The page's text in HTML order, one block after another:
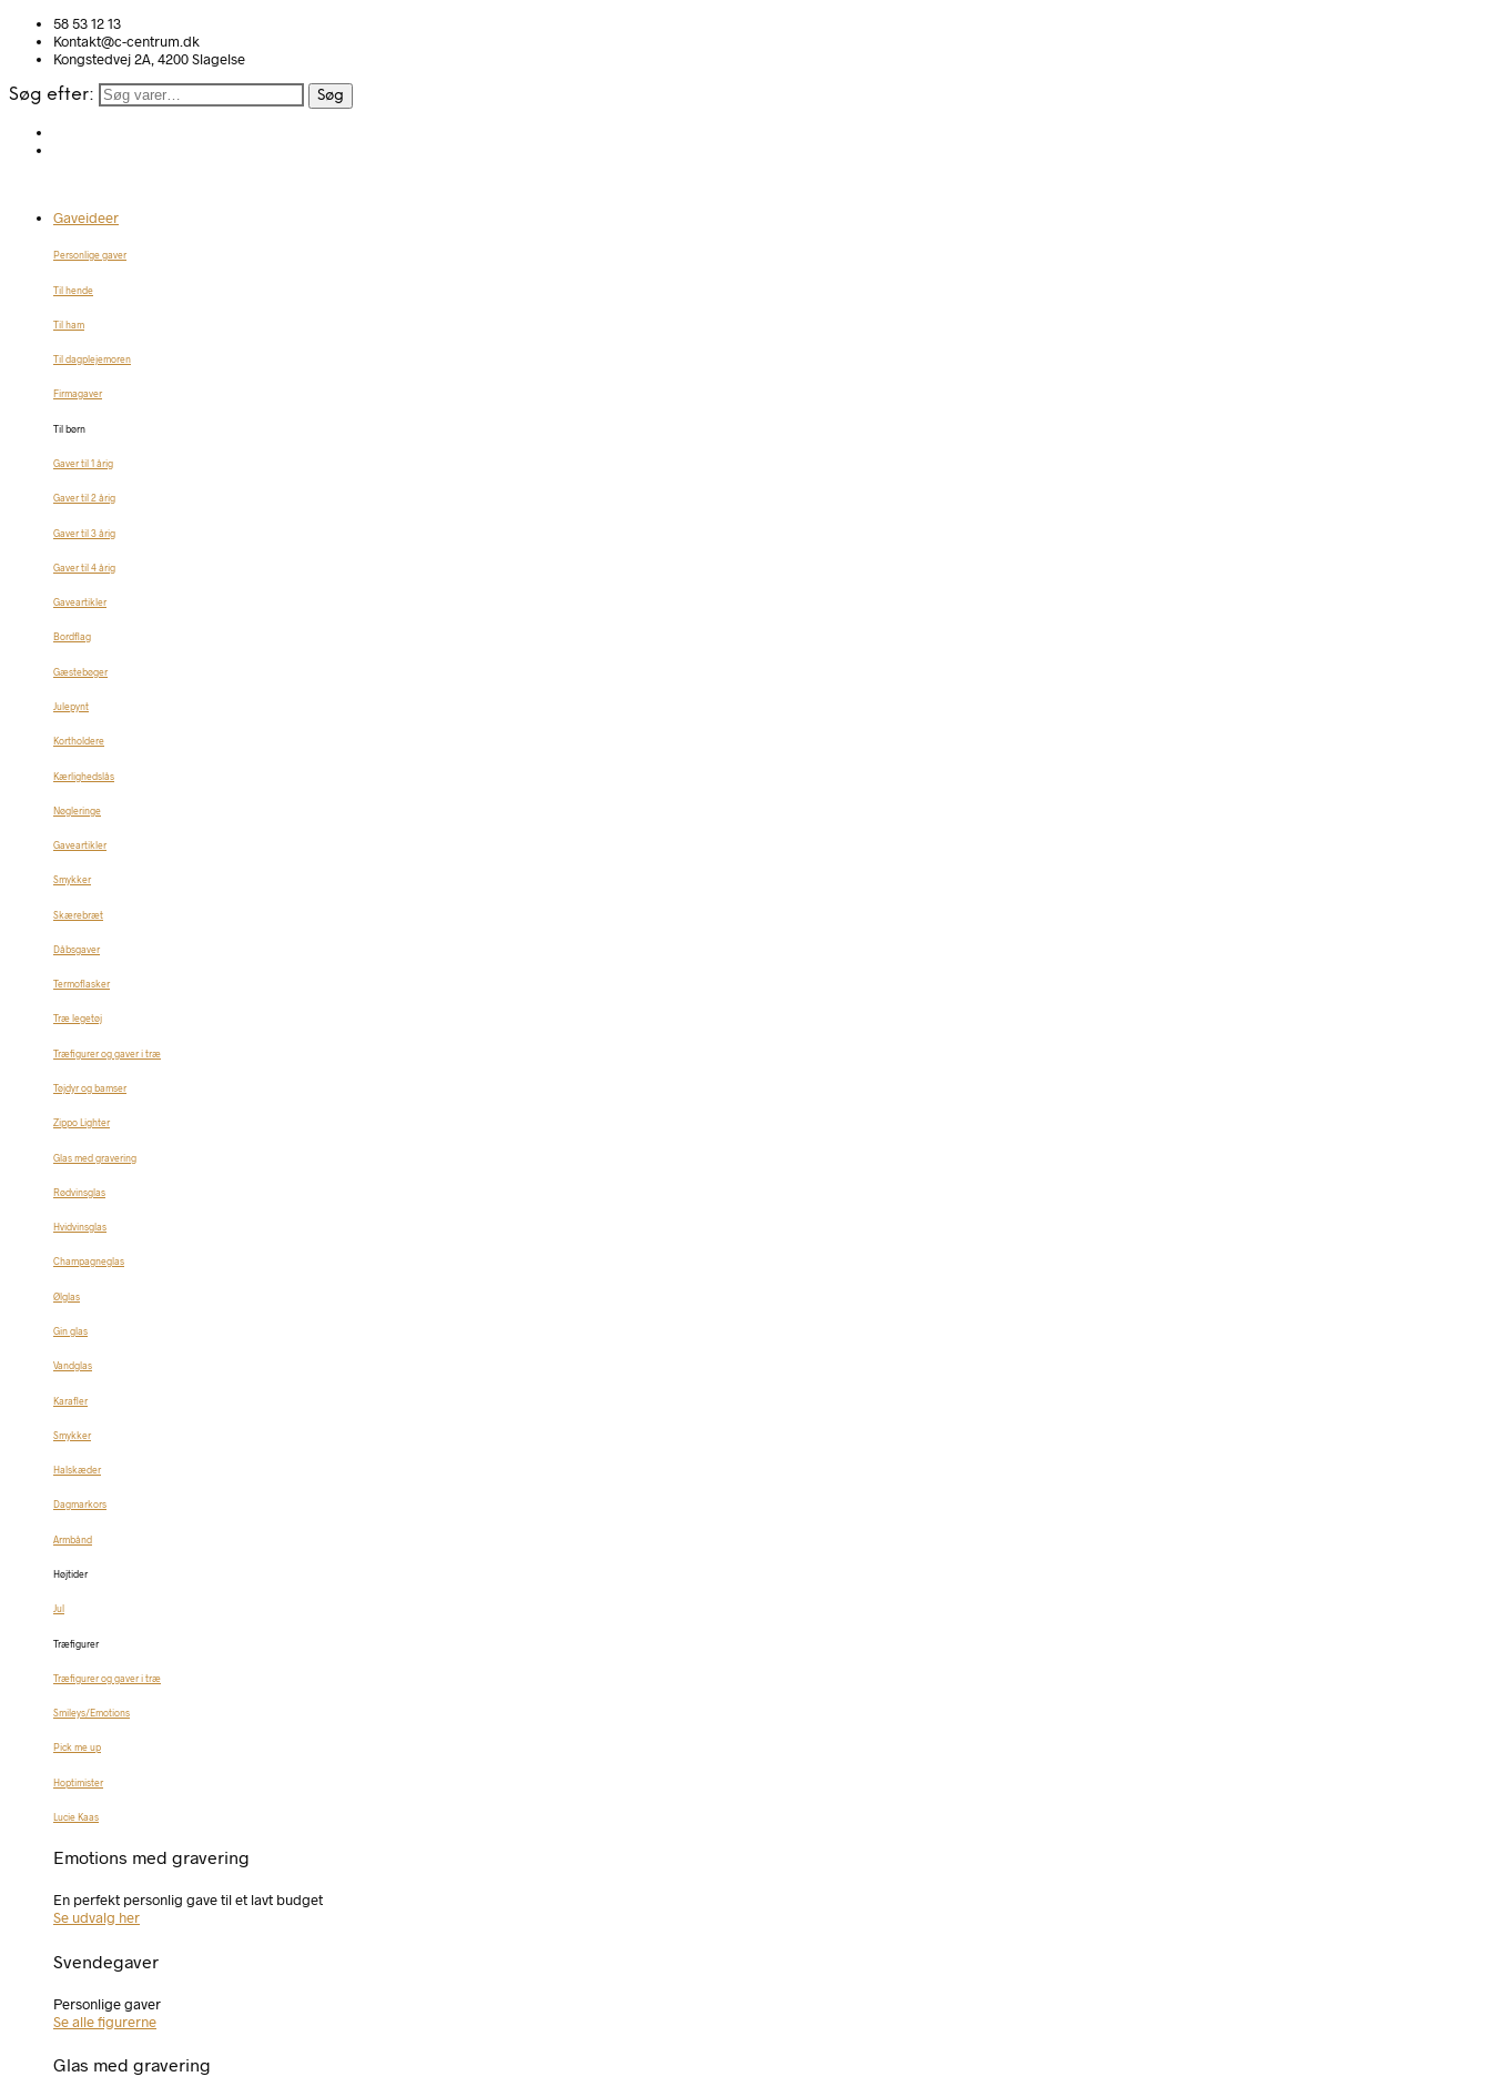
58 53 12 13
Kontakt@c-centrum.dk
Kongstedvej 2A, 4200 Slagelse
Søg efter: Søg
Gaveideer
Personlige gaver
Til hende
Til ham
Til dagplejemoren
Firmagaver
Til børn
Gaver til 1 årig
Gaver til 2 årig
Gaver til 3 årig
Gaver til 4 årig
Gaveartikler
Bordflag
Gæstebøger
Julepynt
Kortholdere
Kærlighedslås
Nøgleringe
Gaveartikler
Smykker
Skærebræt
Dåbsgaver
Termoflasker
Træ legetøj
Træfigurer og gaver i træ
Tøjdyr og bamser
Zippo Lighter
Glas med gravering
Rødvinsglas
Hvidvinsglas
Champagneglas
Ølglas
Gin glas
Vandglas
Karafler
Smykker
Halskæder
Dagmarkors
Armbånd
Højtider
Jul
Træfigurer
Træfigurer og gaver i træ
Smileys/Emotions
Pick me up
Hoptimister
Lucie Kaas
Emotions med gravering
En perfekt personlig gave til et lavt budget
Se udvalg her
Svendegaver
Personlige gaver
Se alle figurerne
Glas med gravering